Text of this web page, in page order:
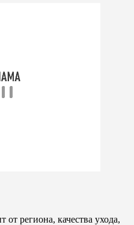
региона, качества ухода,